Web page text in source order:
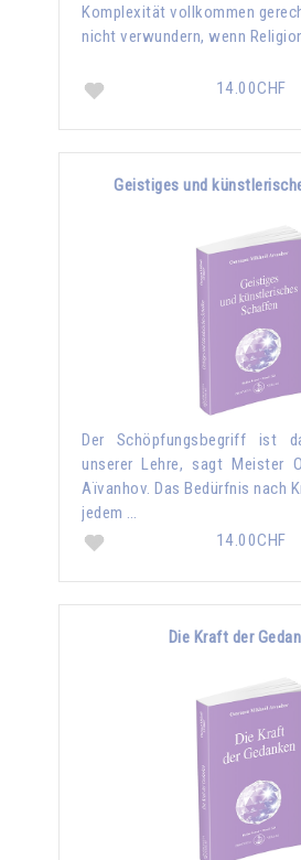
Komplexität vollkommen
nicht verwundern, wenn
14.00CHF
Geistiges und
Der Schöpfungsbegriff ist
unserer Lehre, sagt Meister
Aïvanhov. Das Bedürfnis nach
jedem …
14.00CHF
Die Kraft der